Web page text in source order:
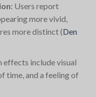
: Users report
more vivid,
more distinct​(Den
effects include visual
time, and a feeling of